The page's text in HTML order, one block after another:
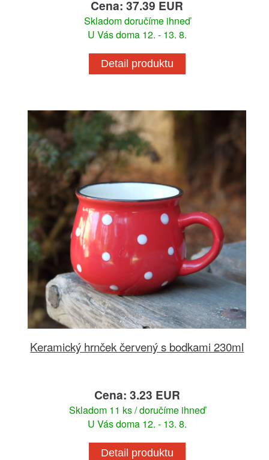
Cena: 37.39 EUR
Skladom doručíme ihneď
U Vás doma 12. - 13. 8.
Detail produktu
Keramický hrnček červený s bodkami 230ml
Cena: 3.23 EUR
Skladom 11 ks / doručíme ihneď
U Vás doma 12. - 13. 8.
Detail produktu